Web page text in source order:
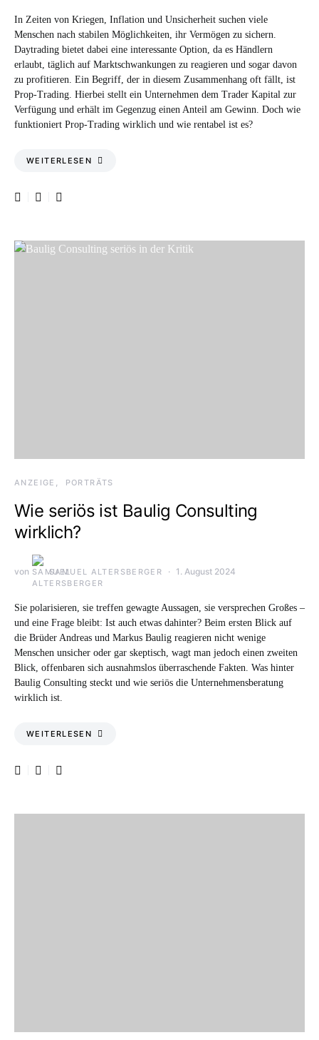
In Zeiten von Kriegen, Inflation und Unsicherheit suchen viele
Menschen nach stabilen Möglichkeiten, ihr Vermögen zu sichern.
Daytrading bietet dabei eine interessante Option, da es Händlern
erlaubt, täglich auf Marktschwankungen zu reagieren und sogar davon
zu profitieren. Ein Begriff, der in diesem Zusammenhang oft fällt, ist
Prop-Trading. Hierbei stellt ein Unternehmen dem Trader Kapital zur
Verfügung und erhält im Gegenzug einen Anteil am Gewinn. Doch wie
funktioniert Prop-Trading wirklich und wie rentabel ist es?
WEITERLESEN
ANZEIGE PORTRÄTS
Wie seriös ist Baulig Consulting
wirklich?
von SAMUEL ALTERSBERGER 1. August 2024
Sie polarisieren, sie treffen gewagte Aussagen, sie versprechen Großes –
und eine Frage bleibt: Ist auch etwas dahinter? Beim ersten Blick auf
die Brüder Andreas und Markus Baulig reagieren nicht wenige
Menschen unsicher oder gar skeptisch, wagt man jedoch einen zweiten
Blick, offenbaren sich ausnahmslos überraschende Fakten. Was hinter
Baulig Consulting steckt und wie seriös die Unternehmensberatung
wirklich ist.
WEITERLESEN